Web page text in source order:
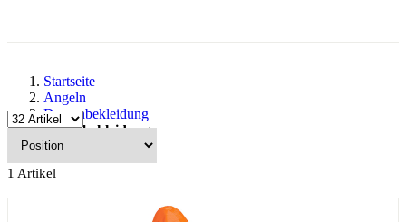
Startseite
Angeln
Damenbekleidung
Regenbekleidung
1 Artikel